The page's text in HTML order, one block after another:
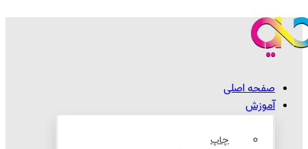
صفحه اصلی
آموزش
چاپ